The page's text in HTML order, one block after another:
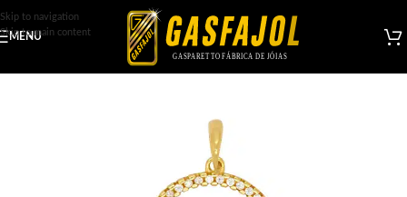
Skip to navigation
Skip to main content
MENU